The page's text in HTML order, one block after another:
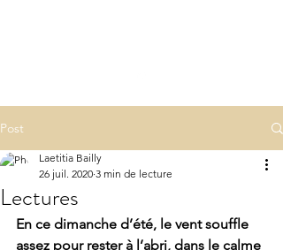
Post
Lectures
Laetitia Bailly
26 juil. 2020 3 min de lecture
En ce dimanche d’été, le vent souffle
assez pour rester à l’abri, dans le calme